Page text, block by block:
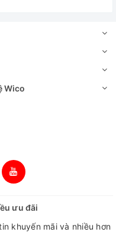
Wico
ưu đãi
khuyến mãi và nhiều hơn